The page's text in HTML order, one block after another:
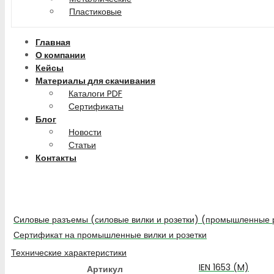
Пластиковые
Главная
О компании
Кейсы
Материалы для скачивания
Каталоги PDF
Сертификаты
Блог
Новости
Статьи
Контакты
Силовые разъемы (силовые вилки и розетки) (промышленные
Сертификат на промышленные вилки и розетки
Технические характеристики
Артикул
IEN 1653 (M)